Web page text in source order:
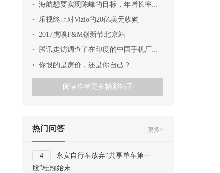
• 海航想要实现陈峰的目标，年增长率要达到12.8%，怎能不疯狂买买买！
•
乐视终止对Vizio的20亿美元收购
• 2017虎嗅F&M创新节北京站
•
腾讯走访调查了在印度的中国手机厂商，有这么N个发现
• 你恨的是房价，还是你自己？
阅读作者更多精彩帖子
热门问答 更多>
4
永安自行车放弃“共享单车第一
股”桂冠始末